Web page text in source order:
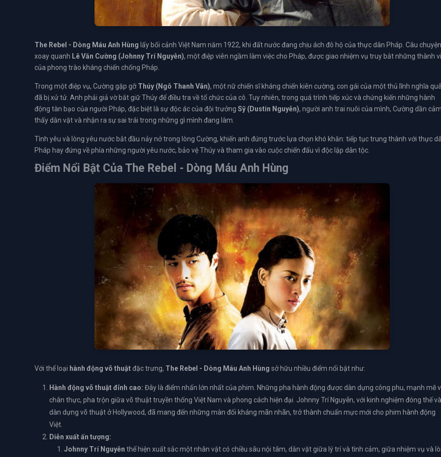
The Rebel - Dòng Máu Anh Hùng lấy bối cảnh Việt Nam năm 1922, khi đất nước đang chịu ách đô hộ của thực dân Pháp. Câu chuyện
xoay quanh Lê Văn Cường (Johnny Trí Nguyễn), một điệp viên ngầm làm việc cho Pháp, được giao nhiệm vụ truy bắt những thành
của phong trào kháng chiến chống Pháp.
Trong một điệp vụ, Cường gặp gỡ Thúy (Ngô Thanh Vân), một nữ chiến sĩ kháng chiến kiên cường, con gái của một thủ lĩnh nghĩa
đã bị xử tử. Anh phải giả vờ bắt giữ Thúy để điều tra về tổ chức của cô. Tuy nhiên, trong quá trình tiếp xúc và chứng kiến những hành
động tàn bạo của người Pháp, đặc biệt là sự độc ác của đội trưởng Sỹ (Dustin Nguyễn), người anh trai nuôi của mình, Cường dần
thấy dằn vặt và nhận ra sự sai trái trong những gì mình đang làm.
Tình yêu và lòng yêu nước bắt đầu nảy nở trong lòng Cường, khiến anh đứng trước lựa chọn khó khăn: tiếp tục trung thành với thực
Pháp hay đứng về phía những người yêu nước, bảo vệ Thúy và tham gia vào cuộc chiến đấu vì độc lập dân tộc.
Điểm Nổi Bật Của The Rebel - Dòng Máu Anh Hùng
Với thể loại hành động võ thuậtđặc trưng, The Rebel - Dòng Máu Anh Hùng sở hữu nhiều điểm nổi bật như:
Hành động võ thuật đỉnh cao: Đây là điểm nhấn lớn nhất của phim. Những pha hành động được dàn dựng công phu, mạnh mẽ
chân thực, pha trộn giữa võ thuật truyền thống Việt Nam và phong cách hiện đại. Johnny Trí Nguyễn, với kinh nghiệm đóng thế và
dàn dựng võ thuật ở Hollywood, đã mang đến những màn đối kháng mãn nhãn, trở thành chuẩn mực mới cho phim hành động
Việt.
Diễn xuất ấn tượng:
Johnny Trí Nguyễn thể hiện xuất sắc một nhân vật có chiều sâu nội tâm, dằn vặt giữa lý trí và tình cảm, giữa nhiệm vụ và